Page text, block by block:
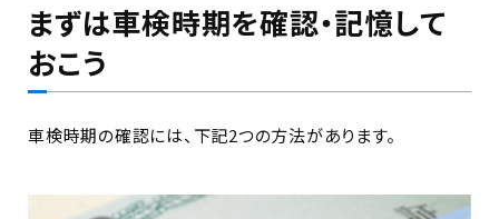
まずは車検時期を確認・記憶して
おこう
車検時期の確認には、下記2つの方法があります。